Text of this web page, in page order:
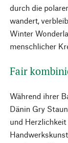
durch die
wandert,
Winter
menschlicher
Fair
Während ihrer
Dänin Gry
und